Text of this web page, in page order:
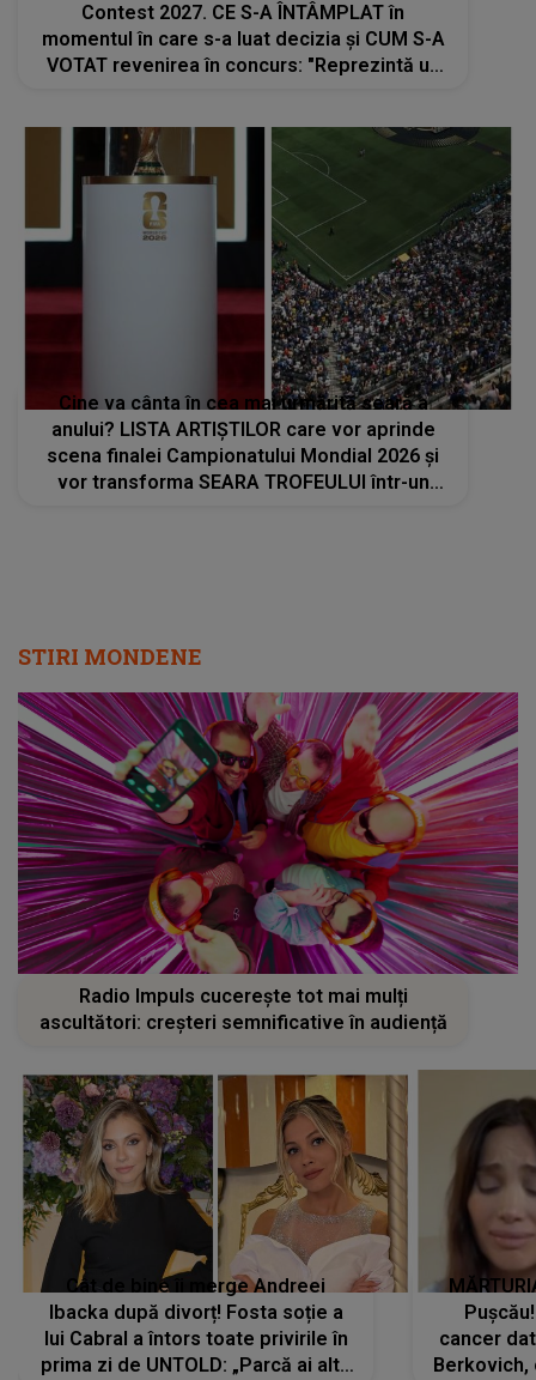
Contest 2027. CE S-A ÎNTÂMPLAT în
momentul în care s-a luat decizia și CUM S-A
VOTAT revenirea în concurs: "Reprezintă un
Cine va cânta în cea mai urmărită seară a
anului? LISTA ARTIȘTILOR care vor aprinde
scena finalei Campionatului Mondial 2026 și
vor transforma SEARA TROFEULUI într-un
STIRI MONDENE
Radio Impuls cucerește tot mai mulți
ascultători: creșteri semnificative în audiență
Cât de bine îi merge Andreei
Ibacka după divorț! Fosta soție a
lui Cabral a întors toate privirile în
prima zi de UNTOLD: „Parcă ai altă
cancer
Berkovich,